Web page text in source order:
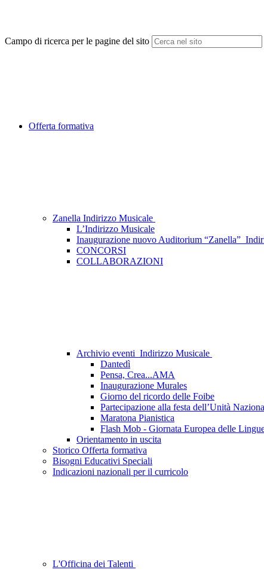
Campo di ricerca per le pagine del sito
Offerta formativa
Zanella Indirizzo Musicale
L’Indirizzo Musicale
Inaugurazione nuovo Auditorium
CONCORSI
COLLABORAZIONI
Archivio eventi_Indirizzo Musicale
Dantedì
Pensa, Crea...AMA
Inaugurazione Murales
Giorno del ricordo delle Foibe
Partecipazione alla festa dell’Unità
Maratona Pianistica
Flash Mob - Giornata Europea delle
Orientamento in uscita
Storico Offerta formativa
Bisogni Educativi Speciali
Indicazioni nazionali per il curricolo
L'Officina dei Talenti